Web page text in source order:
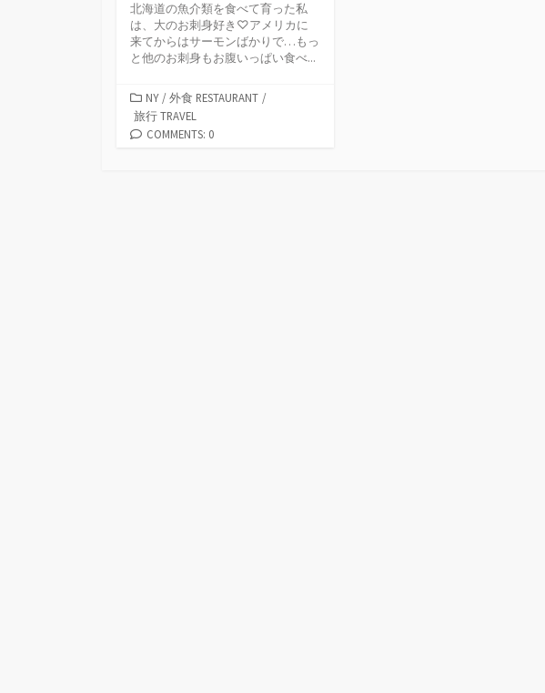
北海道の魚介類を食べて育った私
は、大のお刺身好き♡アメリカに
来てからはサーモンばかりで…もっ
と他のお刺身もお腹いっぱい食べ...
カ
テ
ゴ
NY / 外食 RESTAURANT /
旅行 TRAVEL
COMMENTS: 0